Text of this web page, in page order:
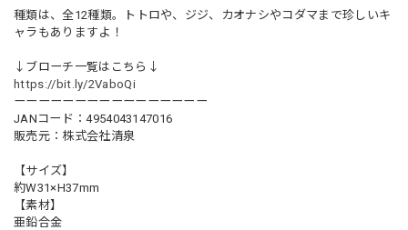
種類は、全12種類。トトロや、ジジ、カオナシやコダマまで珍しいキ
ャラもありますよ！
↓ブローチ一覧はこちら↓
https://bit.ly/2VaboQi
ーーーーーーーーーーーーーーーー
JANコード：4954043147016
販売元：株式会社清泉
【サイズ】
約W31×H37mm
【素材】
亜鉛合金